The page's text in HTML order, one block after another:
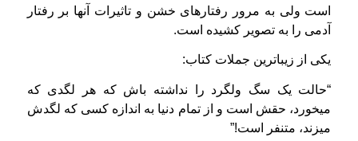
است ولی به مرور رفتارهای خشن و تاثیرات آنها بر رفتار
آدمی را به تصویر كشیده است.
یكی از زیباترین جملات كتاب:
“حالت یک سگ ولگرد را نداشته باش که هر لگدی که
میخورد، حقش است و از تمام دنیا به اندازه کسی که لگدش
میزند، متنفر است!”